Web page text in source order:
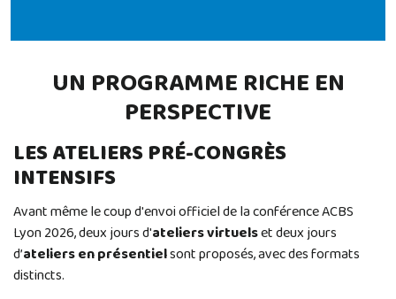
UN PROGRAMME RICHE EN
PERSPECTIVE
LES ATELIERS PRÉ-CONGRÈS
INTENSIFS
Avant même le coup d'envoi officiel de la conférence ACBS
Lyon 2026, deux jours d'ateliers virtuelset deux jours
d’ateliers en présentielsont proposés, avec des formats
distincts.